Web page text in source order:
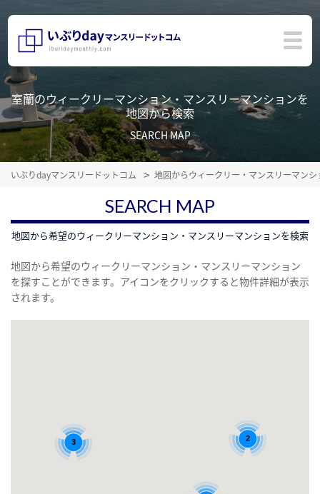
室蘭のウィークリーマンション・マンスリーマンションを
地図から検索
SEARCH MAP
いぶりdayマンスリードットコム 地図からウィークリー・マンスリーマンシ
SEARCH MAP
地図から希望のウィークリーマンション・マンスリーマンションを検索
地図から希望のウィークリーマンション・マンスリーマンション
を探すことができます。アイコンをクリックすると物件詳細が表示
されます。
3 2